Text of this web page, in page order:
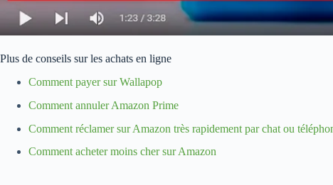
Plus de conseils sur les achats en ligne
Comment payer sur Wallapop
Comment annuler Amazon Prime
Comment réclamer sur Amazon très rapidement par chat ou
Comment acheter moins cher sur Amazon